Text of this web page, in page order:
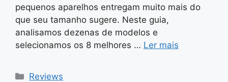
pequenos aparelhos entregam muito mais do
que seu tamanho sugere. Neste guia,
analisamos dezenas de modelos e
selecionamos os 8 melhores … Ler mais
Categorias
Reviews